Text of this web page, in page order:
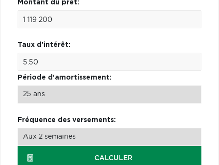
Montant du prêt:
Taux d'intérêt:
Période d'amortissement:
Fréquence des versements:
CALCULER